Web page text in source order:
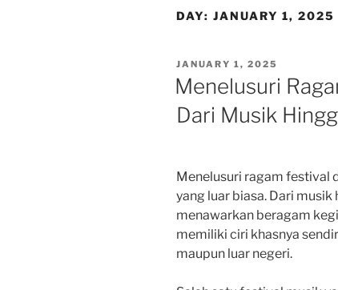
DAY: JANUARY 1, 2025
POSTED
ON
JANUARY 1, 2025
Menelusuri
Dari Musik
Menelusuri ragam festival
yang luar biasa. Dari
menawarkan beragam
memiliki ciri khasnya
maupun luar negeri.